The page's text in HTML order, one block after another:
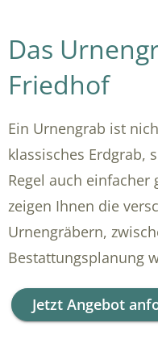
Das
Friedhof
Ein Urnengrab ist
klassisches Erdgrab,
Regel auch
zeigen Ihnen die
Urnengräbern,
Bestattungsplanung
Jetzt Angebot